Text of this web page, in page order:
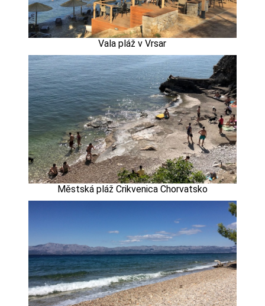
Vala pláž v Vrsar
Městská pláž Crikvenica Chorvatsko